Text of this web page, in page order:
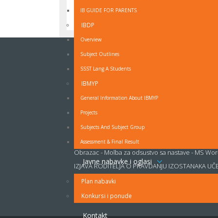
IB GUIDE FOR PARENTS
IBDP
Overview
Subject Outlines
SSST Lang A Students
IBMYP
General Information About IBMYP
Projects
Subjects And Subject Group
Assessment & Final Result
Javne nabavke i oglasi
Plan nabavki
Konkursi i ponude
Kontakt
NEWSLETTER
Ukoliko ne želite propuštati vijesti iz naše škole
prijavite se na naš Newsletter.
Obrazac - Molba za odsustvo sa nastave - PDF
Obrazac - Molba za odsustvo sa nastave - MS
IZJAVA RODITELJA O PRAVDANJU IZOSTANAKA